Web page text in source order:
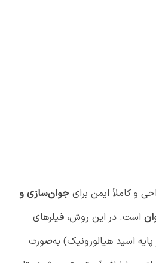
ایمن برایجوان‌سازی و
است. در این روش، فیلرهای
اسید هیالورونیک) به‌صورت